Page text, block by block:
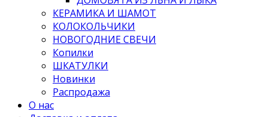
КЕРАМИКА И ШАМОТ
КОЛОКОЛЬЧИКИ
НОВОГОДНИЕ СВЕЧИ
Копилки
ШКАТУЛКИ
Новинки
Распродажа
О нас